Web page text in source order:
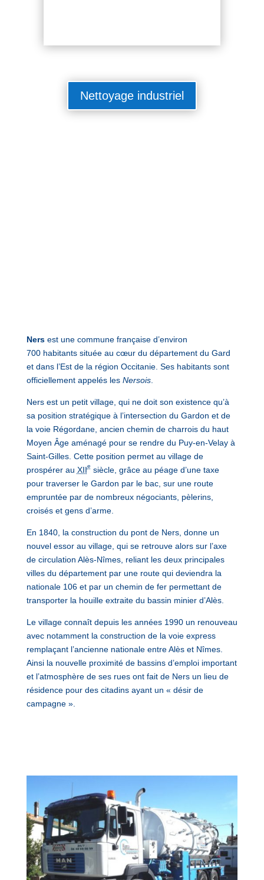
Nettoyage industriel
Nersest une commune française d’environ
700 habitants située au cœur du département du Gard
et dans l’Est de la région Occitanie. Ses habitants sont
officiellement appelés les Nersois.
Ners est un petit village, qui ne doit son existence qu’à
sa position stratégique à l’intersection du Gardon et de
la voie Régordane, ancien chemin de charrois du haut
Moyen Âge aménagé pour se rendre du Puy-en-Velay à
Saint-Gilles. Cette position permet au village de
prospérer au XIIe siècle, grâce au péage d’une taxe
pour traverser le Gardon par le bac, sur une route
empruntée par de nombreux négociants, pèlerins,
croisés et gens d’arme.
En 1840, la construction du pont de Ners, donne un
nouvel essor au village, qui se retrouve alors sur l’axe
de circulation Alès-Nîmes, reliant les deux principales
villes du département par une route qui deviendra la
nationale 106 et par un chemin de fer permettant de
transporter la houille extraite du bassin minier d’Alès.
Le village connaît depuis les années 1990 un renouveau
avec notamment la construction de la voie express
remplaçant l’ancienne nationale entre Alès et Nîmes.
Ainsi la nouvelle proximité de bassins d’emploi important
et l’atmosphère de ses rues ont fait de Ners un lieu de
résidence pour des citadins ayant un « désir de
campagne ».